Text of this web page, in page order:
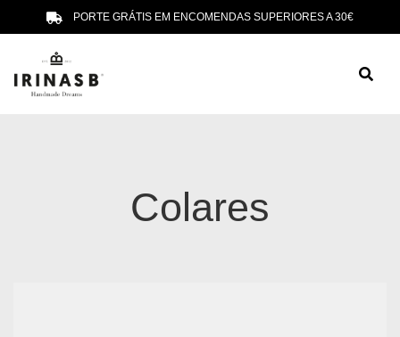
PORTE GRÁTIS EM ENCOMENDAS SUPERIORES A 30€
Colares